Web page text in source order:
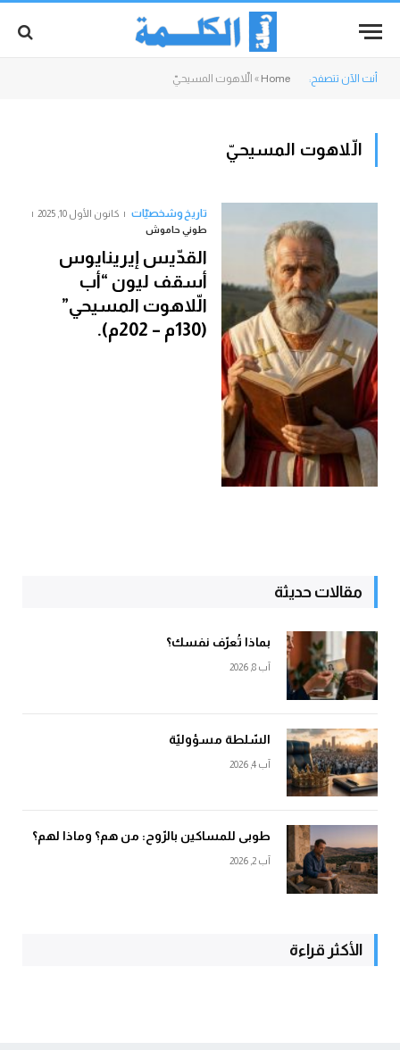
أنت الآن تتصفح: Home
» الّلاهوت المسيحيّ
الّلاهوت المسيحيّ
تاريخ وشخصيّات
كانون الأول 10, 2025
طوني حاموش
القدّيس إيرينايوس
أسقف ليون “أب
الّلاهوت المسيحي”
(130م – 202م).
مقالات حديثة
بماذا تُعرّف نفسك؟
آب 8, 2026
السّلطة مسؤوليّة
آب 4, 2026
طوبى للمساكين بالرّوح: من هم؟ وماذا لهم؟
آب 2, 2026
الأكثر قراءة